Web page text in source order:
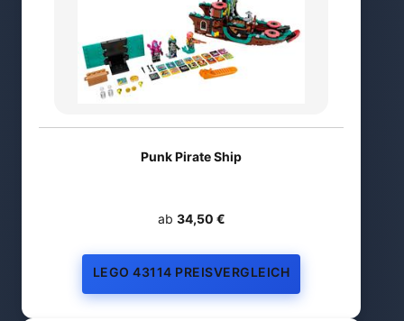
Punk Pirate Ship
ab 34,50 €
LEGO 43114 PREISVERGLEICH